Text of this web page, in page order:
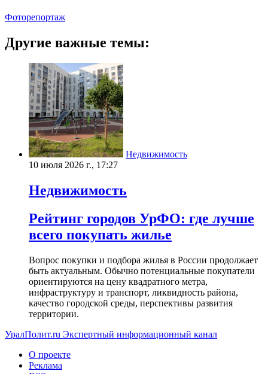
Фоторепортаж
Другие важные темы:
Недвижимость
10 июля 2026 г., 17:27
Недвижимость
Рейтинг городов УрФО: где лучше
всего покупать жилье
Вопрос покупки и подбора жилья в России продолжает
быть актуальным. Обычно потенциальные покупатели
ориентируются на цену квадратного метра,
инфраструктуру и транспорт, ликвидность района,
качество городской среды, перспективы развития
территории.
УралПолит.ru Экспертный информационный канал
О проекте
Реклама